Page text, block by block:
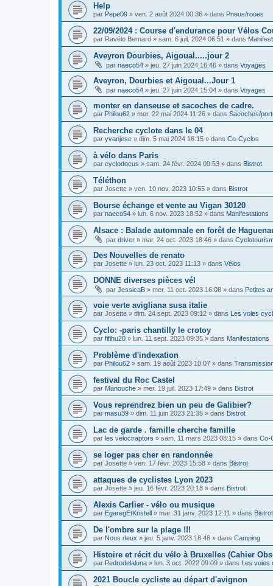
Help
par Pepe09 » ven. 2 août 2024 00:36 » dans Pneus/roues
22/09/2024 : Course d'endurance pour Vélos
par Ravélo Bernard » sam. 6 juil. 2024 06:51 » dans
Aveyron Dourbies, Aigoual.....jour 2
par naeco54 » jeu. 27 juin 2024 16:46 » dans Voyages
Aveyron, Dourbies et Aigoual...Jour 1
par naeco54 » jeu. 27 juin 2024 15:04 » dans Voyages
monter en danseuse et sacoches de cadre.
par Philou62 » mer. 22 mai 2024 11:26 » dans Sacoches/
Recherche cyclote dans le 04
par yvanjese » dim. 5 mai 2024 16:15 » dans Co-Cyclos
à vélo dans Paris
par cyclodocus » sam. 24 févr. 2024 09:53 » dans Bistrot
Téléthon
par Josette » ven. 10 nov. 2023 10:55 » dans Bistrot
Bourse échange et vente au Vigan 30120
par naeco54 » lun. 6 nov. 2023 18:52 » dans Manifestations
Alsace : Balade automnale en forêt de
par driver » mar. 24 oct. 2023 18:46 » dans
Des Nouvelles de renato
par Josette » lun. 23 oct. 2023 11:13 » dans Vélos
DONNE diverses pièces vél
par JessicaB » mer. 11 oct. 2023 16:08 » dans Petites
voie verte avigliana susa italie
par Josette » dim. 24 sept. 2023 09:12 » dans Les voies
Cyclo: -paris chantilly le crotoy
par fifihu20 » lun. 11 sept. 2023 09:35 » dans Manifestations
Problème d'indexation
par Philou62 » sam. 19 août 2023 10:07 » dans
festival du Roc Castel
par Manouche » mer. 19 juil. 2023 17:49 » dans Bistrot
Vous reprendrez bien un peu de Galibier?
par masu39 » dim. 11 juin 2023 21:35 » dans Bistrot
Lac de garde . famille cherche famille
par les velociraptors » sam. 11 mars 2023 08:15 » dans Co-
se loger pas cher en randonnée
par Josette » ven. 17 févr. 2023 15:58 » dans Bistrot
attaques de cyclistes Lyon 2023
par Josette » jeu. 16 févr. 2023 20:18 » dans Bistrot
Alexis Carlier - vélo ou musique
par EgaregEtKristell » mar. 31 janv. 2023 12:11 » dans Bistrot
De l'ombre sur la plage !!!
par Nous deux » jeu. 5 janv. 2023 18:48 » dans Camping
Histoire et récit du vélo à Bruxelles (Cahier
par Pedrodelaluna » lun. 3 oct. 2022 09:09 » dans Les voies
2021 Boucle cycliste au départ d'avignon